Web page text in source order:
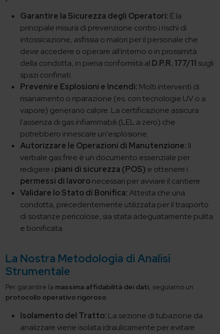
Garantire la Sicurezza degli Operatori: È la
principale misura di prevenzione contro i rischi di
intossicazione, asfissia o malori per il personale che
deve accedere o operare all'interno o in prossimità
della condotta, in piena conformità al D.P.R. 177/11 sugli
spazi confinati.
Prevenire Esplosioni e Incendi: Molti interventi di
risanamento o riparazione (es. con tecnologie UV o a
vapore) generano calore. La certificazione assicura
l'assenza di gas infiammabili (LEL a zero) che
potrebbero innescare un'esplosione.
Autorizzare le Operazioni di Manutenzione: Il
verbale gas free è un documento essenziale per
redigere i piani di sicurezza (POS) e ottenere i
permessi di lavoronecessari per avviare il cantiere.
Validare lo Stato di Bonifica:Attesta che una
condotta, precedentemente utilizzata per il trasporto
di sostanze pericolose, sia stata adeguatamente pulita
e bonificata.
La Nostra Metodologia di Analisi
Strumentale
Per garantire la massima affidabilità dei dati, seguiamo un
protocollo operativo rigoroso.
Isolamento del Tratto: La sezione di tubazione da
analizzare viene isolata idraulicamente per evitare